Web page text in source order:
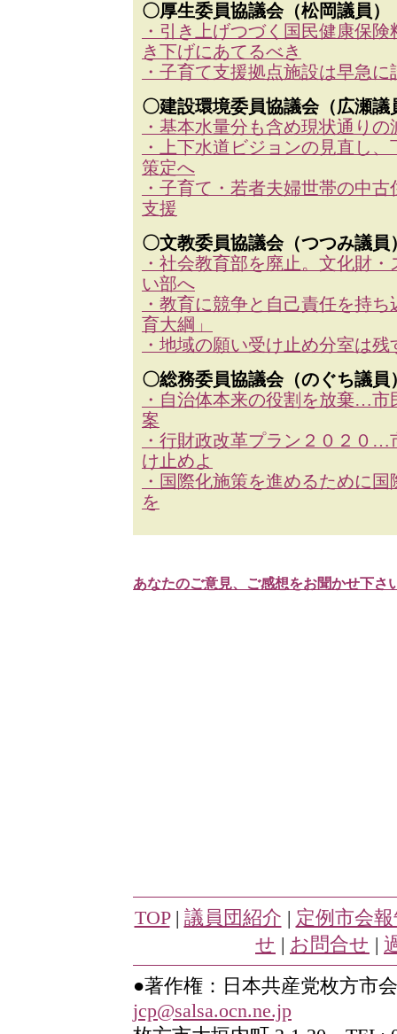
〇厚生委員協議会（松岡議員）
・引き上げつづく国民健康保
き下げにあてるべき
・子育て支援拠点施設は早急に
〇建設環境委員協議会（広瀬議
・基本水量分も含め現状通りの
・上下水道ビジョンの見直し
策定へ
・子育て・若者夫婦世帯の中
支援
〇文教委員協議会（つつみ議員
・社会教育部を廃止。文化財
い部へ
・教育に競争と自己責任を持
育大綱」
・地域の願い受け止め分室は残
〇総務委員協議会（のぐち議員
・自治体本来の役割を放棄…市
案
・行財政改革プラン２０２０…
け止めよ
・国際化施策を進めるために
を
あなたのご意見、ご感想をお聞かせ下さ
TOP| 議員団紹介 | 定例市会
せ | お問合せ |
●著作権：日本共産党枚方
jcp@salsa.ocn.ne.jp